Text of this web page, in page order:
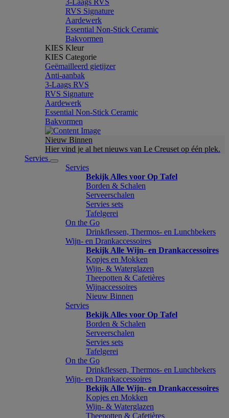
3-Laags RVS
RVS Signature
Aardewerk
Essential Non-Stick Ceramic
Bakvormen
KIES Kleur
KIES Categorie
Geëmailleerd gietijzer
Anti-aanbak
3-Laags RVS
RVS Signature
Aardewerk
Essential Non-Stick Ceramic
Bakvormen
Nieuw Binnen
Hier vind je al het nieuws van Le Creuset op één plek.
Servies
Servies
Bekijk Alles voor Op Tafel
Borden & Schalen
Serveerschalen
Servies sets
Tafelgerei
On the Go
Drinkflessen, Thermos- en Lunchbekers
Wijn- en Drankaccessoires
Bekijk Alle Wijn- en Drankaccessoires
Kopjes en Mokken
Wijn- & Waterglazen
Theepotten & Cafetières
Wijnaccessoires
Nieuw Binnen
Servies
Bekijk Alles voor Op Tafel
Borden & Schalen
Serveerschalen
Servies sets
Tafelgerei
On the Go
Drinkflessen, Thermos- en Lunchbekers
Wijn- en Drankaccessoires
Bekijk Alle Wijn- en Drankaccessoires
Kopjes en Mokken
Wijn- & Waterglazen
Theepotten & Cafetières